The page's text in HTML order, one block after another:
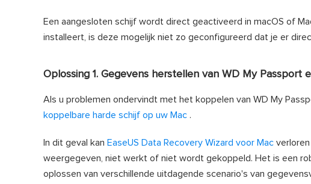
Een aangesloten schijf wordt direct geactiveerd in macOS of
installeert, is deze mogelijk niet zo geconfigureerd dat je er
Oplossing 1. Gegevens herstellen van WD My Passport
Als u problemen ondervindt met het koppelen van WD My
koppelbare harde schijf op uw Mac .
In dit geval kan EaseUS Data Recovery Wizard voor Mac
weergegeven, niet werkt of niet wordt gekoppeld. Het is een
oplossen van verschillende uitdagende scenario's van